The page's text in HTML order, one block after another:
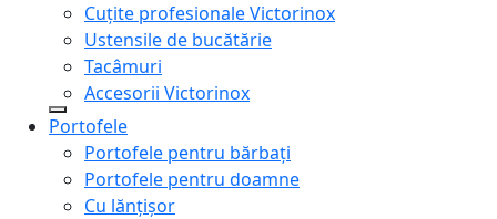
Cuțite profesionale Victorinox
Ustensile de bucătărie
Tacâmuri
Accesorii Victorinox
Portofele
Portofele pentru bărbați
Portofele pentru doamne
Cu lănțișor